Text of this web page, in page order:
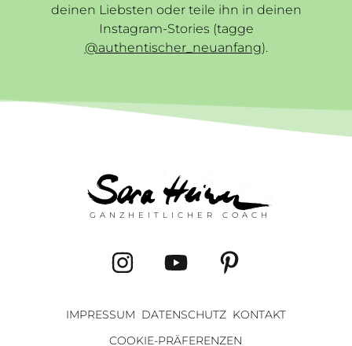
deinen Liebsten oder teile ihn in deinen
Instagram-Stories (tagge
@authentischer_neuanfang).
GANZHEITLICHER COACH
IMPRESSUM DATENSCHUTZ KONTAKT
COOKIE-PRÄFERENZEN